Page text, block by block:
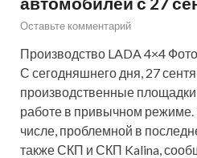
Оставьте комментарий
Производство LADA 4×4
С сегодняшнего дня, 27
производственные
работе в привычном режиме.
числе, проблемной в
также СКП и СКП Kalina,